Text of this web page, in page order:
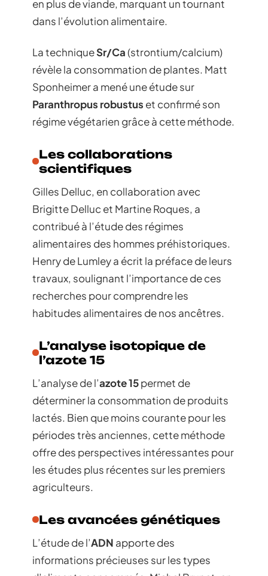
en plus de viande, marquant un tournant
dans l’évolution alimentaire.
La techniqueSr/Ca(strontium/calcium)
révèle la consommation de plantes. Matt
Sponheimer a mené une étude sur
Paranthropus robustus et confirmé son
régime végétarien grâce à cette méthode.
Les collaborations
scientifiques
Gilles Delluc, en collaboration avec
Brigitte Delluc et Martine Roques, a
contribué à l’étude des régimes
alimentaires des hommes préhistoriques.
Henry de Lumley a écrit la préface de leurs
travaux, soulignant l’importance de ces
recherches pour comprendre les
habitudes alimentaires de nos ancêtres.
L’analyse isotopique de
l’azote 15
L’analyse de l’azote 15permet de
déterminer la consommation de produits
lactés. Bien que moins courante pour les
périodes très anciennes, cette méthode
offre des perspectives intéressantes pour
les études plus récentes sur les premiers
agriculteurs.
Les avancées génétiques
L’étude de l’ADN apporte des
informations précieuses sur les types